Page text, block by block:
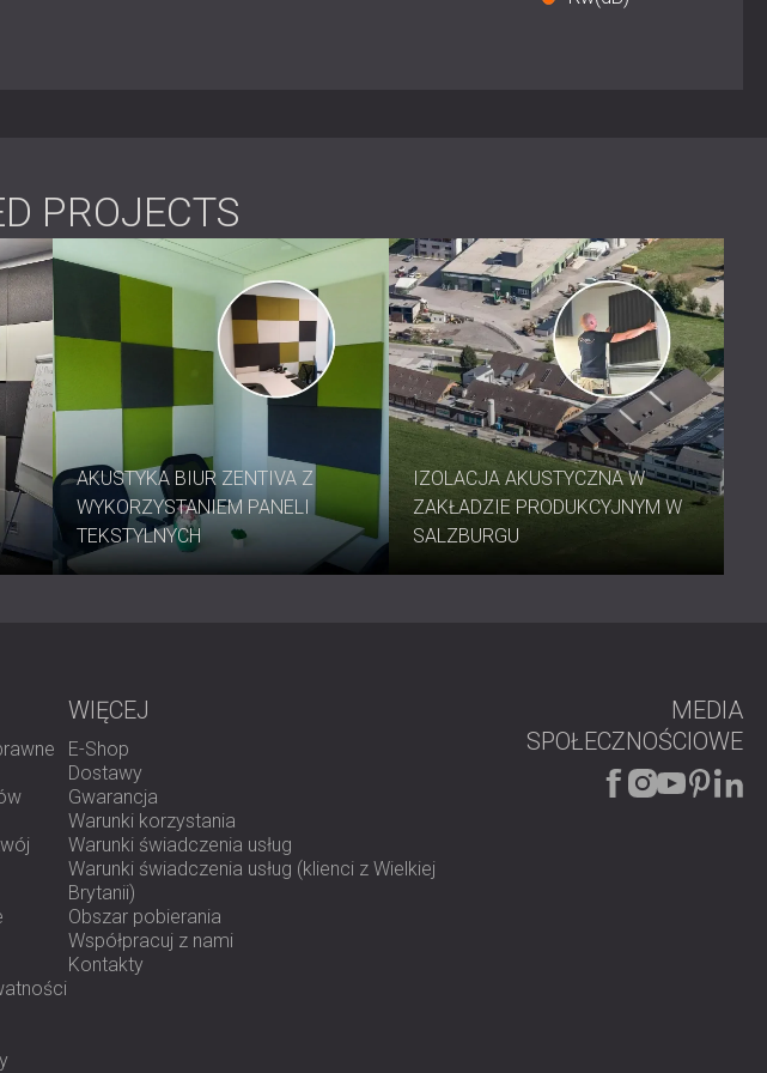
i kabiny lektorskie
mieszkalne i komercyjne
i prób muzycznych
i projekty hotelarskie
i podłogi podniesione wymagające izolacji akustycznej
kontroli częstotliwości głosu
naukową z praktycznym designem, aby blokować hałas i pochłaniać
które mają największe znaczenie.
Skontaktuj się z DECIBEL już dziś,
jak ten panel może odmienić Twoje środowisko akustyczne.
PROJECTS
AKUSTYKA BIUR ZENTIVA Z
WYKORZYSTANIEM PANELI
TEKSTYLNYCH
IZOLACJA AKUSTYCZNA W
ZAKŁADZIE PRODUKCYJNYM W
SALZBURGU
WIĘCEJ
E-Shop
Dostawy
Gwarancja
Warunki korzystania
Warunki świadczenia usług
Warunki świadczenia usług (klienci z Wielkiej
Brytanii)
Obszar pobierania
Współpracuj z nami
Kontakty
MEDIA
SPOŁECZNOŚCIOWE